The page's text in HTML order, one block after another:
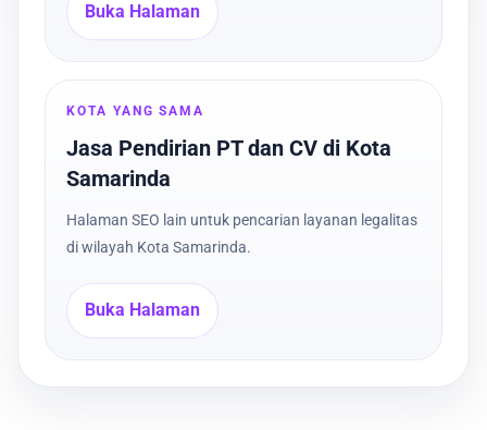
Buka Halaman
KOTA YANG SAMA
Jasa Pendirian PT dan CV di Kota
Samarinda
Halaman SEO lain untuk pencarian layanan legalitas
di wilayah Kota Samarinda.
Buka Halaman